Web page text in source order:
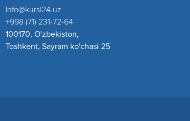
info@kursi24.uz
+998 (71) 231-72-64
100170, O'zbekiston,
Toshkent, Sayram ko'chasi 25